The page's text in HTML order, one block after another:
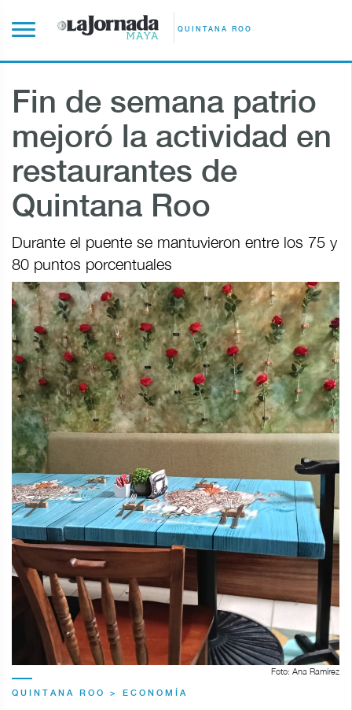
QUINTANA ROO
Fin de semana patrio
mejoró la actividad en
restaurantes de
Quintana Roo
Durante el puente se mantuvieron entre los 75 y
80 puntos porcentuales
Foto: Ana Ramírez
QUINTANA ROO > ECONOMÍA